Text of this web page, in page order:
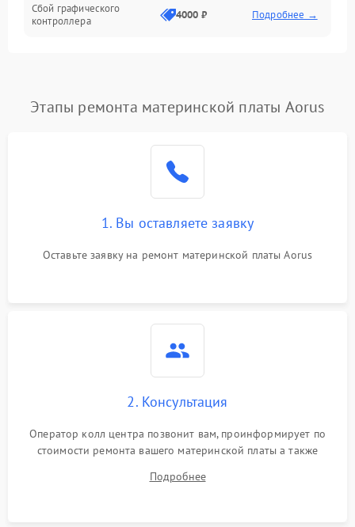
Сбой графического
контроллера
4000 ₽ Подробнее →
Этапы ремонта материнской платы Aorus
1. Вы оставляете заявку
Оставьте заявку на ремонт материнской платы Aorus
2. Консультация
Оператор колл центра позвонит вам, проинформирует по
стоимости ремонта вашего материнской платы а также
Подробнее